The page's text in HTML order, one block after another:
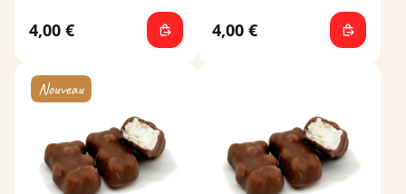
4,00 € 4,00 €